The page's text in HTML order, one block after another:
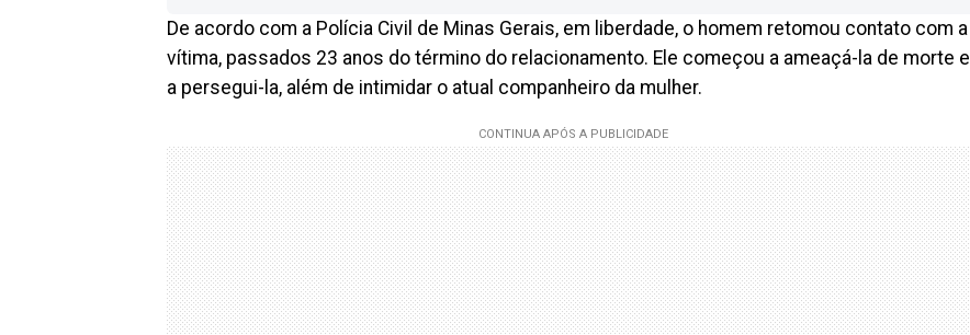
De acordo com a Polícia Civil de Minas Gerais, em liberdade, o homem retomou contato com a
vítima, passados 23 anos do término do relacionamento. Ele começou a ameaçá-la de morte e
a persegui-la, além de intimidar o atual companheiro da mulher.